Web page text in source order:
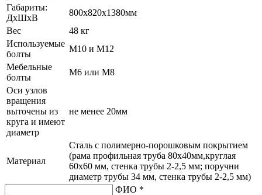
Габариты:
ДхШхВ
800х820х1380мм
Вес
48 кг
Используемые
болты
М10 и М12
Мебельные
болты
М6 или М8
Оси узлов
вращения
выточены из
круга и имеют
диаметр
не менее 20мм
Материал
Сталь с полимерно-порошковым покрытием
(рама профильная труба 80х40мм,круглая
60х60 мм, стенка трубы 2-2,5 мм; поручни
диаметр трубы 34 мм, стенка трубы 2-2,5 мм)
ФИО *